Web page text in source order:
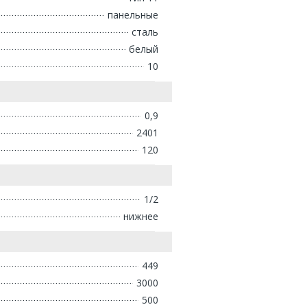
панельные
сталь
белый
10
0,9
2401
120
1/2
нижнее
449
3000
500